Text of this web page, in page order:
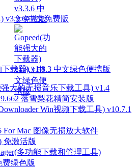
v3.3.6 中文免费版
载器) v1.8.3 中文绿色便携版
大的无损音乐下载工具) v1.4
落雪梨花精简安装版
Win视频下载工具) v10.7.1
For Mac 图像无损放大软件
免激活版
多功能下载和管理工具)
费绿色版